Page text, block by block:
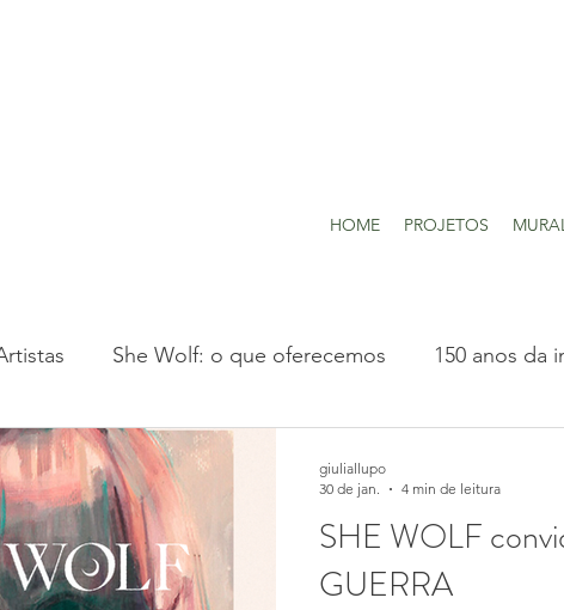
HOME PROJETOS
She Wolf: o que oferecemos 150 anos da
Projetos realizados
SHE WOLF
GUERRA
giuliallupo
30 de jan.
4 min de leitura